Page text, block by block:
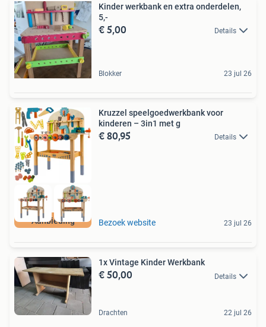
Kinder werkbank en extra onderdelen,
5,-
€ 5,00 Details
Blokker 23 jul 26
Aanbieding
Kruzzel speelgoedwerkbank voor
kinderen – 3in1 met g
€ 80,95 Details
Bezoek website 23 jul 26
1x Vintage Kinder Werkbank
€ 50,00 Details
Drachten 22 jul 26